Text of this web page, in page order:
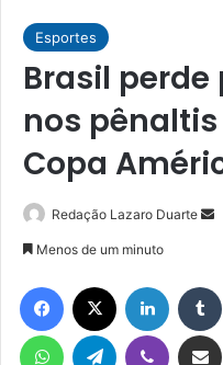
Esportes
Brasil
nos
Copa
Redação Lazaro Duarte
Menos de um minuto
Facebook Linkedin
WhatsAppTelegram Viber